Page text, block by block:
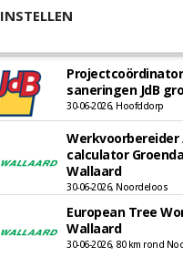
Accountmanager
bij Dabekausen
saneringen JdB
30-06-2026, Hoofddorp
Werkvoorbereider
calculator
Wallaard
30-06-2026, Noordeloos
European Tree
Wallaard
30-06-2026, 80 km rond
INSTELLEN